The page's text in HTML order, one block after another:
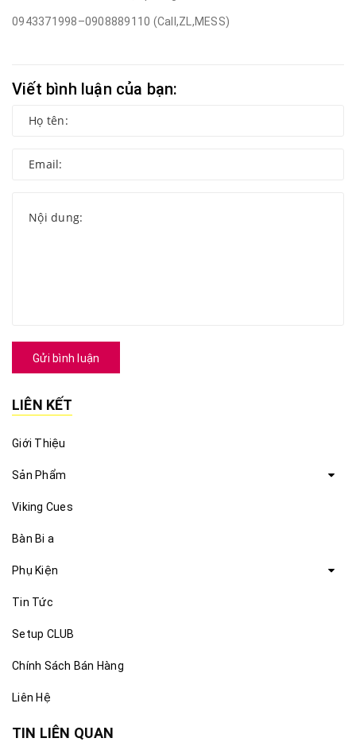
0943371998–0908889110 (Call,ZL,MESS)
Viết bình luận của bạn:
Gửi bình luận
LIÊN KẾT
Giới Thiệu
Sản Phẩm
Viking Cues
Bàn Bi a
Phụ Kiện
Tin Tức
Setup CLUB
Chính Sách Bán Hàng
Liên Hệ
TIN LIÊN QUAN